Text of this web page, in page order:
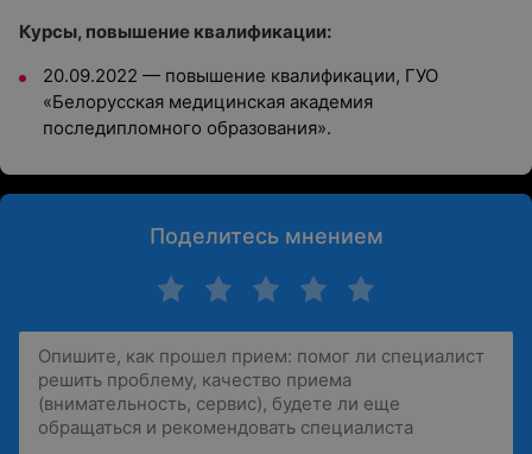
Курсы, повышение квалификации:
20.09.2022 — повышение квалификации, ГУО
«Белорусская медицинская академия
последипломного образования».
Поделитесь мнением